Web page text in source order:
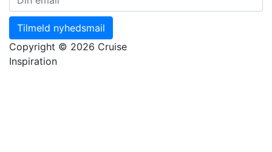
Tilmeld nyhedsmail
Copyright © 2026 Cruise
Inspiration